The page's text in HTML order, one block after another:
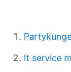
It service